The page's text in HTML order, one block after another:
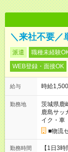
＼来社不要／
派遣 職種未経験
WEB登録・面接OK
給与 時給
勤務地
茨城県鹿
鹿島サッ
イク・車
■物流
勤務時間
【1日3